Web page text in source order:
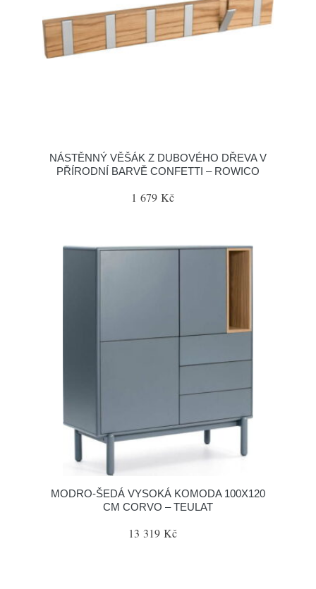
NÁSTĚNNÝ VĚŠÁK Z DUBOVÉHO DŘEVA V
PŘÍRODNÍ BARVĚ CONFETTI – ROWICO
1 679 Kč
MODRO-ŠEDÁ VYSOKÁ KOMODA 100X120
CM CORVO – TEULAT
13 319 Kč